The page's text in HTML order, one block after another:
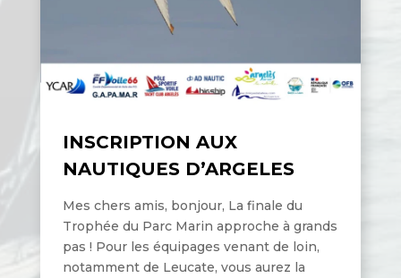
INSCRIPTION AUX
NAUTIQUES D’ARGELES
Mes chers amis, bonjour, La finale du
Trophée du Parc Marin approche à grands
pas ! Pour les équipages venant de loin,
notamment de Leucate, vous aurez la